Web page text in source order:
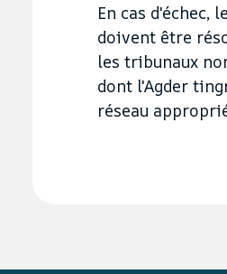
En cas d'échec,
doivent être
les tribunaux
dont l'Agder
réseau